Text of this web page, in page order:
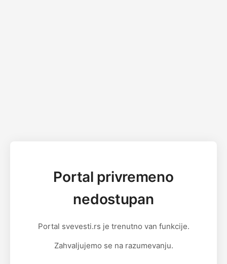
Portal privremeno
nedostupan
Portal svevesti.rs je trenutno van funkcije.
Zahvaljujemo se na razumevanju.